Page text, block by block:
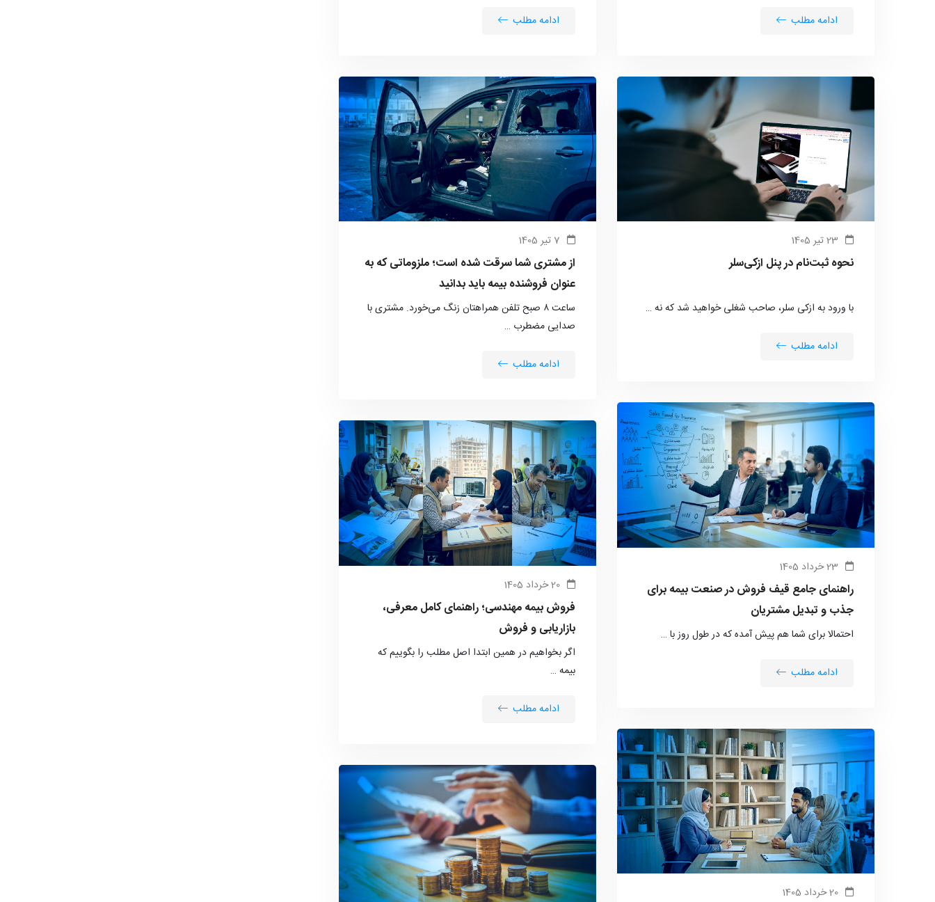
ادامه مطلب ادامه مطلب
23 تیر 1405
نحوه ثبت‌نام در پنل ازکی‌سلر
با ورود به ازکی سلر، صاحب شغلی خواهید شد که نه …
ادامه مطلب
7 تیر 1405
از مشتری شما سرقت شده است؛ ملزوماتی که به
عنوان فروشنده بیمه باید بدانید
ساعت ۸ صبح تلفن همراهتان زنگ می‌خورد. مشتری با
صدایی مضطرب …
ادامه مطلب
23 خرداد 1405
راهنمای جامع قیف فروش در صنعت بیمه برای
جذب و تبدیل مشتریان
احتمالا برای شما هم پیش آمده که در طول روز با …
ادامه مطلب
20 خرداد 1405
فروش بیمه مهندسی؛ راهنمای کامل معرفی،
بازاریابی و فروش
اگر بخواهیم در همین ابتدا اصل مطلب را بگوییم که
بیمه …
ادامه مطلب
20 خرداد 1405